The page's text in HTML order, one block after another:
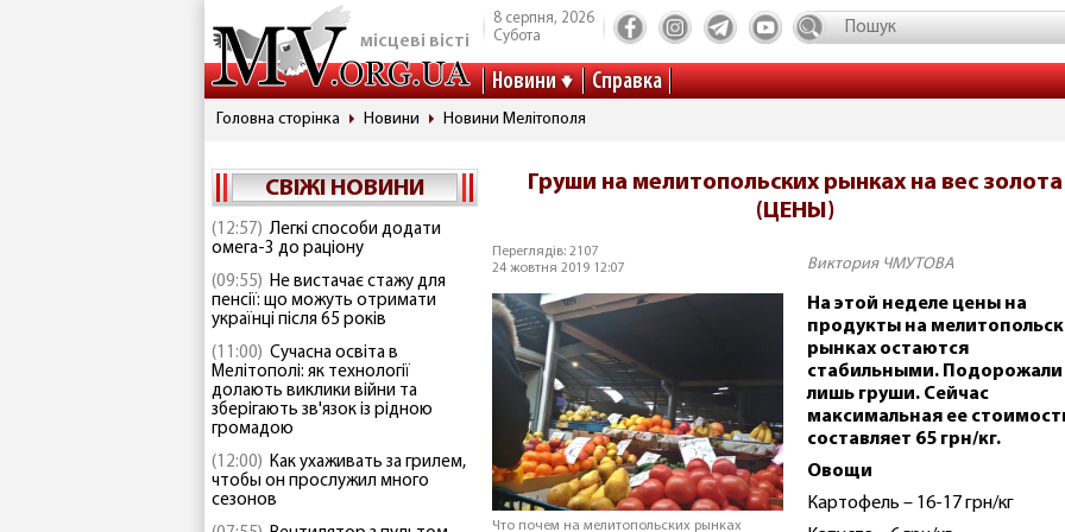
місцеві вісті
8 серпня, 2026
Субота
Новини Справка
Головна сторінка Новини Новини Мелітополя
СВІЖІ НОВИНИ
(12:57) Легкі способи додати
омега-3 до раціону
(09:55) Не вистачає стажу для
пенсії: що можуть отримати
українці після 65 років
(11:00) Сучасна освіта в
Мелітополі: як технології
долають виклики війни та
зберігають зв'язок із рідною
громадою
(12:00) Как ухаживать за грилем,
чтобы он прослужил много
сезонов
Груши на мелитопольских рынках на вес золота
(ЦЕНЫ)
Переглядів: 2107
24 жовтня 2019 12:07
Виктория ЧМУТОВА
Что почем на мелитопольских рынках
На этой неделе цены на
продукты на
рынках остаются
стабильными. Подорожали
лишь груши. Сейчас
максимальная ее
составляет 65 грн/кг.
Овощи
Картофель – 16-17 грн/кг